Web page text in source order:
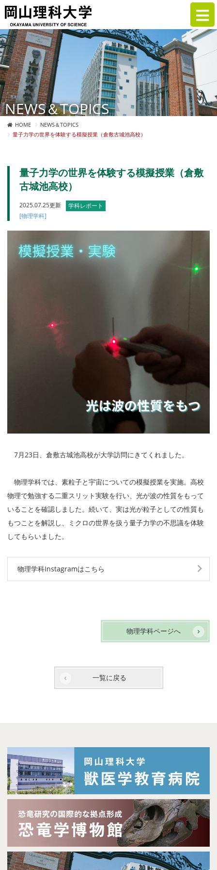
NEWS＆TOPICS
HOME
NEWS＆TOPICS
量子力学の世界を体験する模擬授業（倉敷古城池高校）
量子力学の世界を体験する模擬授業（倉敷
古城池高校）
2025.07.25更新
学科レポート
[物理学科]
7月23日、倉敷古城池高校が大学訪問にきてくれました。
物理学科では、素粒子と宇宙についての模擬授業を実施。高校
物理で勉強する二重スリット実験を行い、光が波の性質をもって
いることを確認しました。続いて、実は光が粒子としての性質も
もつことを解説し、ミクロの世界を扱う量子力学の不思議を体験
してもらいました。
物理学科Instagramはこちら
物理学科ページへ
一覧に戻る